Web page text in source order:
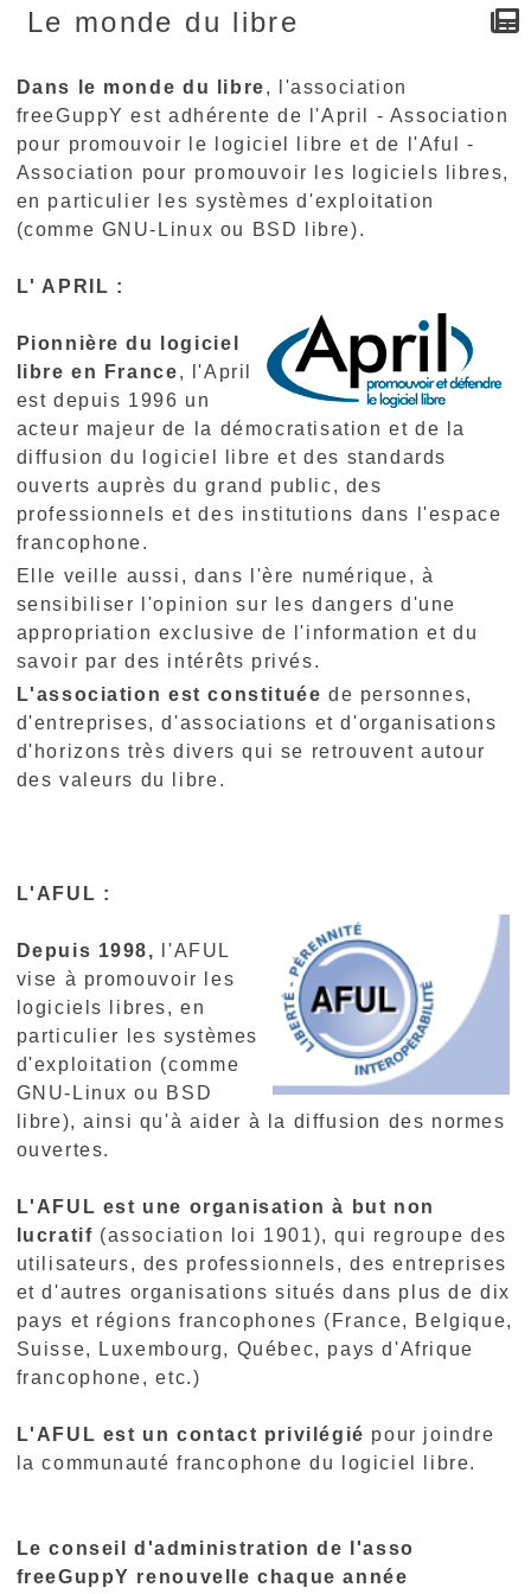
Le monde du libre
Dans le monde du libre, l'association
freeGuppY est adhérente de l'April - Association
pour promouvoir le logiciel libre et de l'Aful -
Association pour promouvoir les logiciels libres,
en particulier les systèmes d'exploitation
(comme GNU-Linux ou BSD libre).
L' APRIL :
Pionnière du logiciel
libre en France, l'April
est depuis 1996 un
acteur majeur de la démocratisation et de la
diffusion du logiciel libre et des standards
ouverts auprès du grand public, des
professionnels et des institutions dans l'espace
francophone.
Elle veille aussi, dans l'ère numérique, à
sensibiliser l'opinion sur les dangers d'une
appropriation exclusive de l'information et du
savoir par des intérêts privés.
L'association est constituée de personnes,
d'entreprises, d'associations et d'organisations
d'horizons très divers qui se retrouvent autour
des valeurs du libre.
L'AFUL :
Depuis 1998,
l'AFUL
vise à promouvoir les
logiciels libres, en
particulier les systèmes
d'exploitation (comme
GNU-Linux ou BSD
libre), ainsi qu'à aider à la diffusion des normes
ouvertes.
L'AFUL est une organisation à but non
lucratif (association loi 1901), qui regroupe des
utilisateurs, des professionnels, des entreprises
et d'autres organisations situés dans plus de dix
pays et régions francophones (France, Belgique,
Suisse, Luxembourg, Québec, pays d'Afrique
francophone, etc.)
L'AFUL est un contact privilégié pour joindre
la communauté francophone du logiciel libre.
Le conseil d'administration de l'asso
freeGuppY renouvelle chaque année